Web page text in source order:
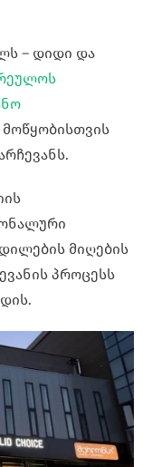
– დიდი და
მიღების
პროცესს